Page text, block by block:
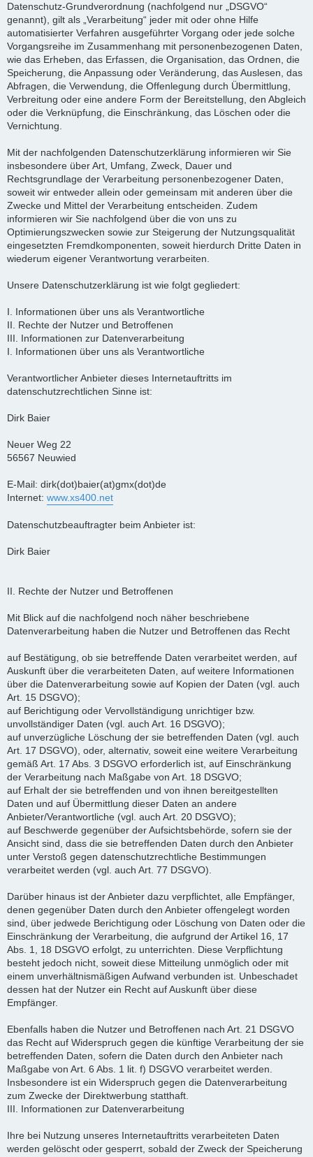
Datenschutz-Grundverordnung (nachfolgend nur „DSGVO“
genannt), gilt als „Verarbeitung“ jeder mit oder ohne Hilfe
automatisierter Verfahren ausgeführter Vorgang oder jede solche
Vorgangsreihe im Zusammenhang mit personenbezogenen Daten,
wie das Erheben, das Erfassen, die Organisation, das Ordnen, die
Speicherung, die Anpassung oder Veränderung, das Auslesen, das
Abfragen, die Verwendung, die Offenlegung durch Übermittlung,
Verbreitung oder eine andere Form der Bereitstellung, den Abgleich
oder die Verknüpfung, die Einschränkung, das Löschen oder die
Vernichtung.
Mit der nachfolgenden Datenschutzerklärung informieren wir Sie
insbesondere über Art, Umfang, Zweck, Dauer und
Rechtsgrundlage der Verarbeitung personenbezogener Daten,
soweit wir entweder allein oder gemeinsam mit anderen über die
Zwecke und Mittel der Verarbeitung entscheiden. Zudem
informieren wir Sie nachfolgend über die von uns zu
Optimierungszwecken sowie zur Steigerung der Nutzungsqualität
eingesetzten Fremdkomponenten, soweit hierdurch Dritte Daten in
wiederum eigener Verantwortung verarbeiten.
Unsere Datenschutzerklärung ist wie folgt gegliedert:
I. Informationen über uns als Verantwortliche
II. Rechte der Nutzer und Betroffenen
III. Informationen zur Datenverarbeitung
I. Informationen über uns als Verantwortliche
Verantwortlicher Anbieter dieses Internetauftritts im
datenschutzrechtlichen Sinne ist:
Dirk Baier
Neuer Weg 22
56567 Neuwied
E-Mail: dirk(dot)baier(at)gmx(dot)de
Internet: www.xs400.net
Datenschutzbeauftragter beim Anbieter ist:
Dirk Baier
II. Rechte der Nutzer und Betroffenen
Mit Blick auf die nachfolgend noch näher beschriebene
Datenverarbeitung haben die Nutzer und Betroffenen das Recht
auf Bestätigung, ob sie betreffende Daten verarbeitet werden, auf
Auskunft über die verarbeiteten Daten, auf weitere Informationen
über die Datenverarbeitung sowie auf Kopien der Daten (vgl. auch
Art. 15 DSGVO);
auf Berichtigung oder Vervollständigung unrichtiger bzw.
unvollständiger Daten (vgl. auch Art. 16 DSGVO);
auf unverzügliche Löschung der sie betreffenden Daten (vgl. auch
Art. 17 DSGVO), oder, alternativ, soweit eine weitere Verarbeitung
gemäß Art. 17 Abs. 3 DSGVO erforderlich ist, auf Einschränkung
der Verarbeitung nach Maßgabe von Art. 18 DSGVO;
auf Erhalt der sie betreffenden und von ihnen bereitgestellten
Daten und auf Übermittlung dieser Daten an andere
Anbieter/Verantwortliche (vgl. auch Art. 20 DSGVO);
auf Beschwerde gegenüber der Aufsichtsbehörde, sofern sie der
Ansicht sind, dass die sie betreffenden Daten durch den Anbieter
unter Verstoß gegen datenschutzrechtliche Bestimmungen
verarbeitet werden (vgl. auch Art. 77 DSGVO).
Darüber hinaus ist der Anbieter dazu verpflichtet, alle Empfänger,
denen gegenüber Daten durch den Anbieter offengelegt worden
sind, über jedwede Berichtigung oder Löschung von Daten oder die
Einschränkung der Verarbeitung, die aufgrund der Artikel 16, 17
Abs. 1, 18 DSGVO erfolgt, zu unterrichten. Diese Verpflichtung
besteht jedoch nicht, soweit diese Mitteilung unmöglich oder mit
einem unverhältnismäßigen Aufwand verbunden ist. Unbeschadet
dessen hat der Nutzer ein Recht auf Auskunft über diese
Empfänger.
Ebenfalls haben die Nutzer und Betroffenen nach Art. 21 DSGVO
das Recht auf Widerspruch gegen die künftige Verarbeitung der sie
betreffenden Daten, sofern die Daten durch den Anbieter nach
Maßgabe von Art. 6 Abs. 1 lit. f) DSGVO verarbeitet werden.
Insbesondere ist ein Widerspruch gegen die Datenverarbeitung
zum Zwecke der Direktwerbung statthaft.
III. Informationen zur Datenverarbeitung
Ihre bei Nutzung unseres Internetauftritts verarbeiteten Daten
werden gelöscht oder gesperrt, sobald der Zweck der Speicherung